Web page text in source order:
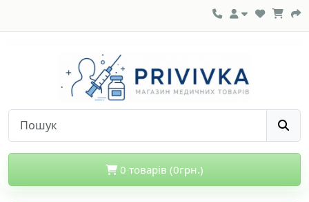
0 товарів (0грн.)